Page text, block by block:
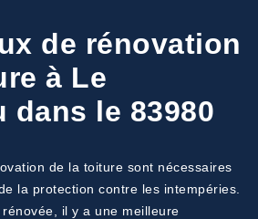
de rénovation
à Le
dans le 83980
de la toiture sont nécessaires
la protection contre les intempéries.
il y a une meilleure